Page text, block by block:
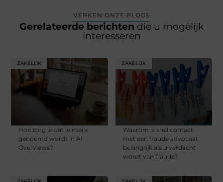
VERKEN ONZE BLOGS
Gerelateerde berichten die u mogelijk
interesseren
ZAKELIJK
Hoe zorg je dat je merk
genoemd wordt in AI
Overviews?
ZAKELIJK
Waarom is snel contact
met een fraude advocaat
belangrijk als u verdacht
wordt van fraude?